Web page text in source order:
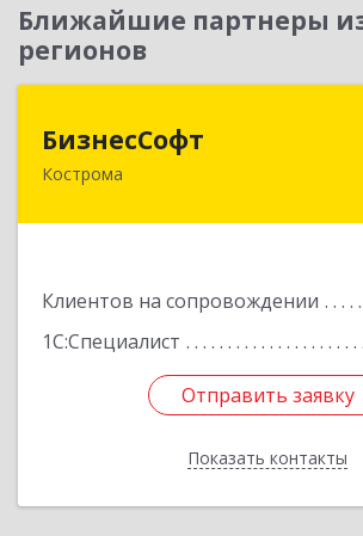
Ближайшие партнеры
регионов
БизнесСофт
Кострома
Клиентов на сопровождении
1С:Специалист
Отправить заявку
Показать контакты
Отправить заявку
Назад